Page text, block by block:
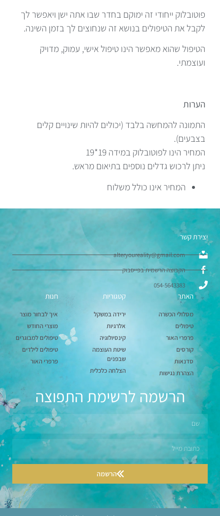
פוטובלוק ייחודי זה ימוקם בחדר שבו אתה ישן ויאפשר לך
לקבל את הטיפולים בנושא זה שנחוצים לך בזמן השינה.
הטיפול שהוא מאפשר הינו טיפול אישי, עמוק, מדויק
ועוצמתי.
הערות
התמונה להמחשה בלבד (יכולים להיות שינויים קלים
בצבעים).
המחיר הינו לפוטובלוק במידה 19*19
ניתן לרכוש גדלים נוספים בתיאום מראש.
המחיר אינו כולל משלוח
יצירת קשר
alteryoureality@gmail.com
הקבוצה הרשמית בפייסבוק
054-5643383
האתר
מסלולי הכשרה
טיפולים
פרפרי האור
קורסים
סדנאות
הצהרת נגישות
קטגוריות
ירידה במשקל
אלרגיות
קינסיולוגיה
שיטת העוצמה
שבפנים
הצלחה כלכלית
חנות
איך לבחור מוצר
מוצרי החודש
טיפולים למבוגרים
טיפולים לילדים
פרפרי האור
הרשמה לרשימת התפוצה
הרשמה